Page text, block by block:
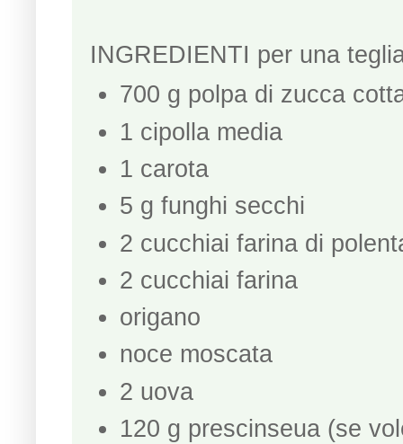
INGREDIENTI per una
700 g polpa di zucca
1 cipolla media
1 carota
5 g funghi secchi
2 cucchiai farina di
2 cucchiai farina
origano
noce moscata
2 uova
120 g prescinseua (se